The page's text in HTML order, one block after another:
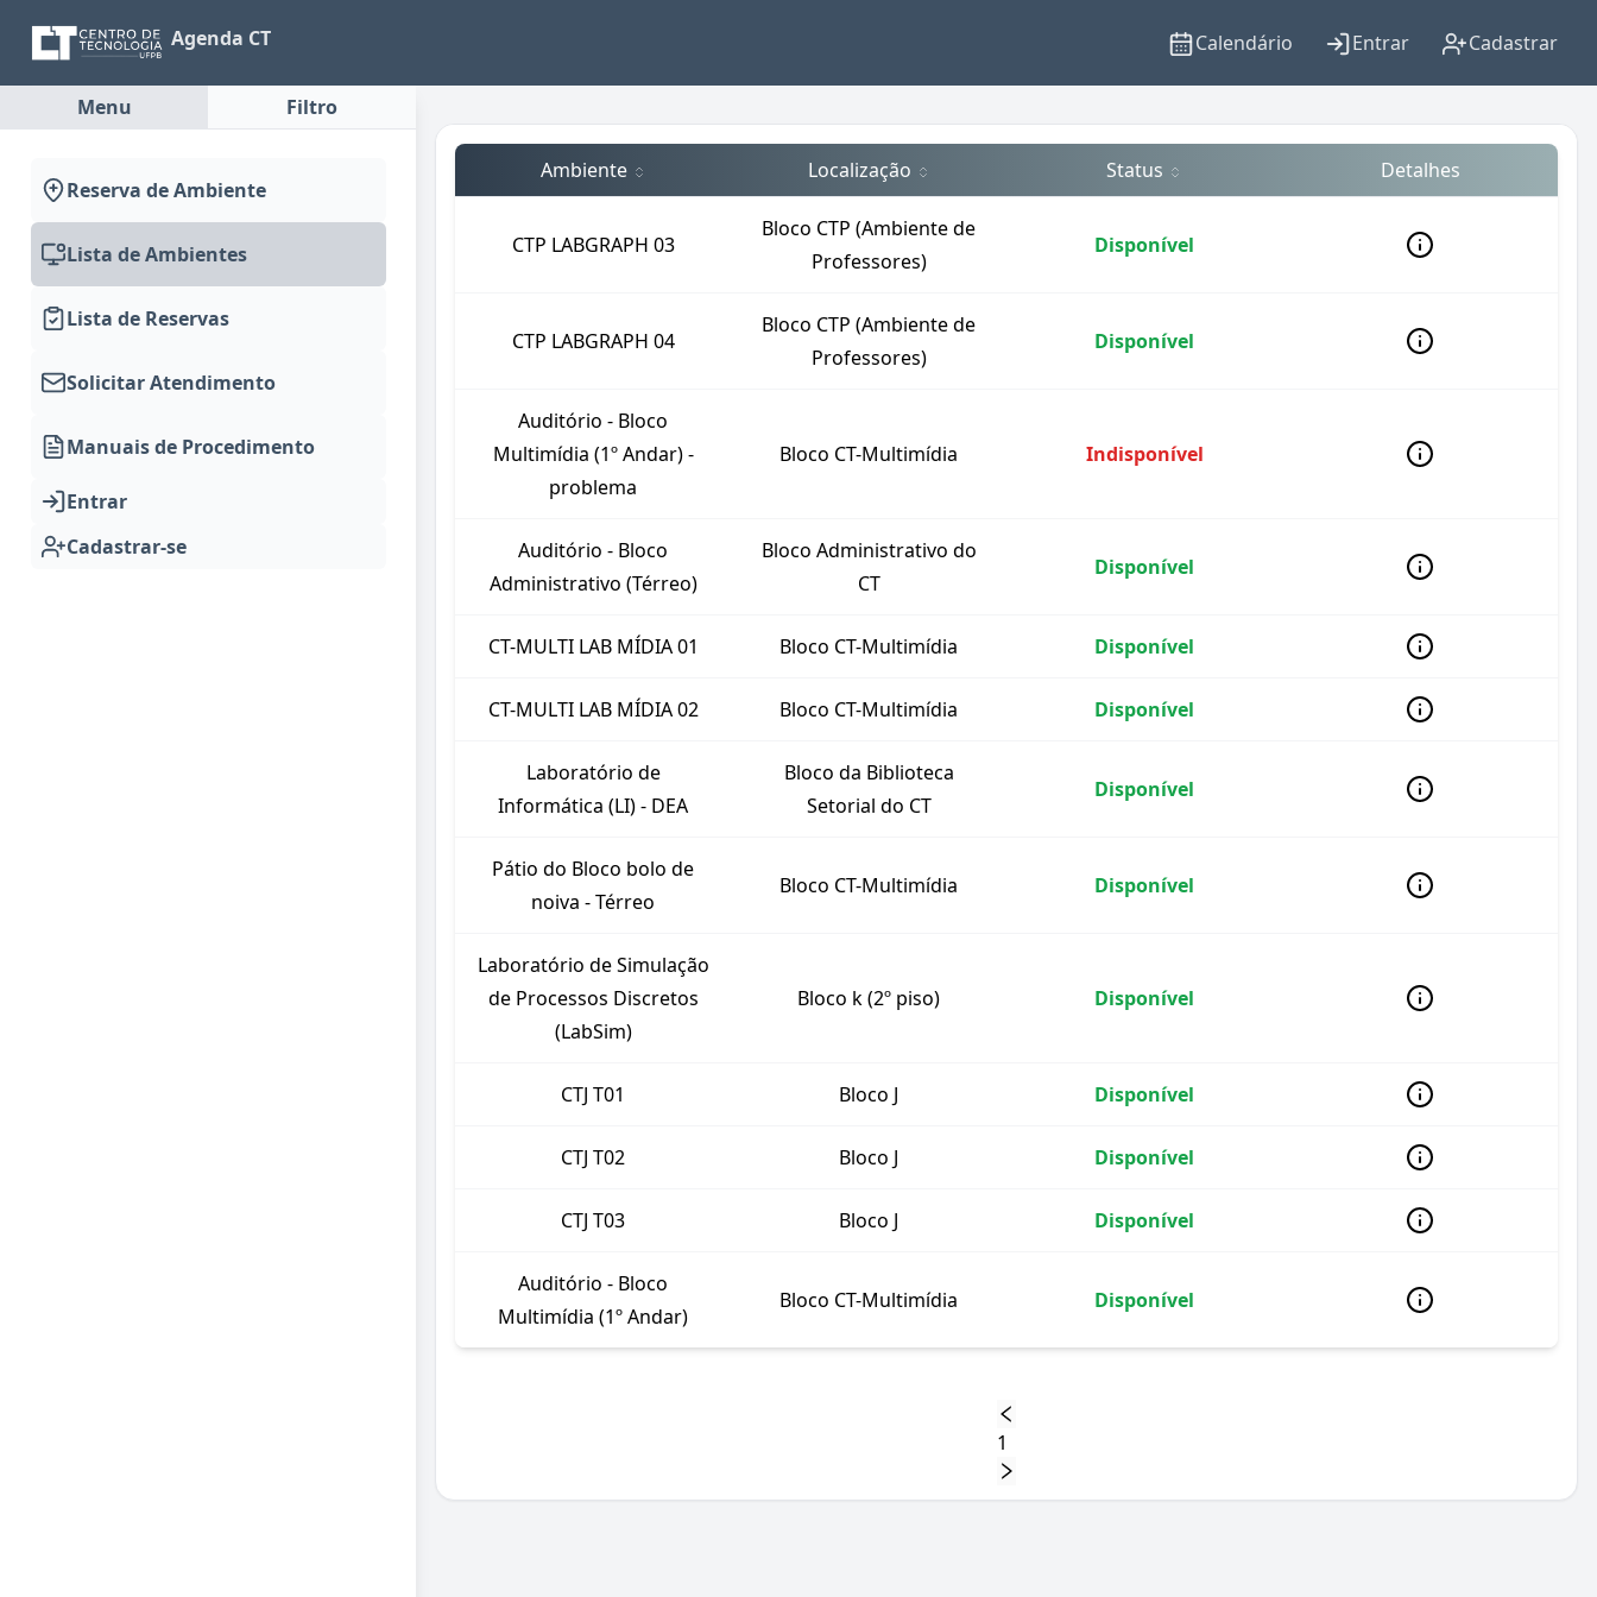
Agenda CT Calendário Entrar Cadastrar
Menu Filtro
Reserva de Ambiente
Lista de Ambientes
Lista de Reservas
Solicitar Atendimento
Manuais de Procedimento
Entrar
Cadastrar-se
Ambiente Localização Status Detalhes
CTP LABGRAPH 03
Bloco CTP (Ambiente de
Professores)
Disponível
CTP LABGRAPH 04
Bloco CTP (Ambiente de
Professores)
Disponível
Auditório - Bloco
Multimídia (1º Andar) -
problema
Bloco CT-Multimídia Indisponível
Auditório - Bloco
Administrativo (Térreo)
Bloco Administrativo do
CT
Disponível
CT-MULTI LAB MÍDIA 01 Bloco CT-Multimídia Disponível
CT-MULTI LAB MÍDIA 02 Bloco CT-Multimídia Disponível
Laboratório de
Informática (LI) - DEA
Bloco da Biblioteca
Setorial do CT
Disponível
Pátio do Bloco bolo de
noiva - Térreo
Bloco CT-Multimídia Disponível
Laboratório de Simulação
de Processos Discretos
(LabSim)
Bloco k (2º piso) Disponível
CTJ T01 Bloco J Disponível
CTJ T02 Bloco J Disponível
CTJ T03 Bloco J Disponível
Auditório - Bloco
Multimídia (1º Andar)
Bloco CT-Multimídia Disponível
1